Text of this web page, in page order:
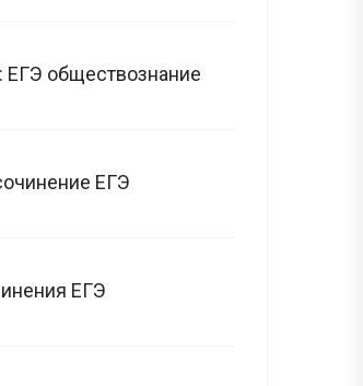
ЕГЭ обществознание
ЕГЭ
ЕГЭ